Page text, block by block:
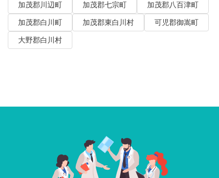
加茂郡川辺町
加茂郡七宗町
加茂郡八百津町
加茂郡白川町
加茂郡東白川村
可児郡御嵩町
大野郡白川村